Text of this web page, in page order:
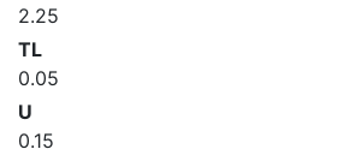
2.25
TL
0.05
U
0.15